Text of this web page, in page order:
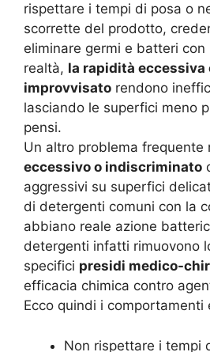
rispettare i tempi di posa o
scorrette del prodotto,
eliminare germi e batteri con
realtà, la rapidità eccessiva
improvvisato rendono
lasciando le superfici meno
pensi.
Un altro problema frequente
eccessivo o indiscriminato
aggressivi su superfici
di detergenti comuni con la
abbiano reale azione
detergenti infatti rimuovono
specifici presidi medico-
efficacia chimica contro
Ecco quindi i comportamenti
Non rispettare i tempi